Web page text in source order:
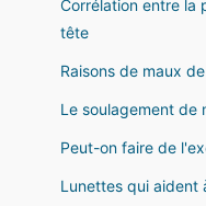
Corrélation entre la
tête
Raisons de maux
Le soulagement de
Peut-on faire de
Lunettes qui aident